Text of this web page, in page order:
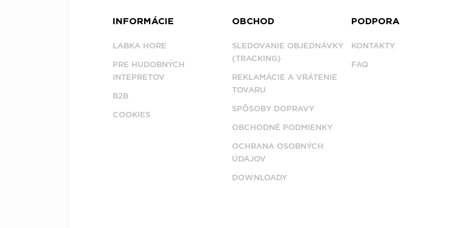
INFORMÁCIE
LABKA HORE
PRE HUDOBNÝCH
INTEPRETOV
B2B
COOKIES
OBCHOD
SLEDOVANIE OBJEDNÁVKY
(TRACKING)
REKLAMÁCIE A VRÁTENIE
TOVARU
SPÔSOBY DOPRAVY
OBCHODNÉ PODMIENKY
OCHRANA OSOBNÝCH
ÚDAJOV
DOWNLOADY
PODPORA
KONTAKTY
FAQ